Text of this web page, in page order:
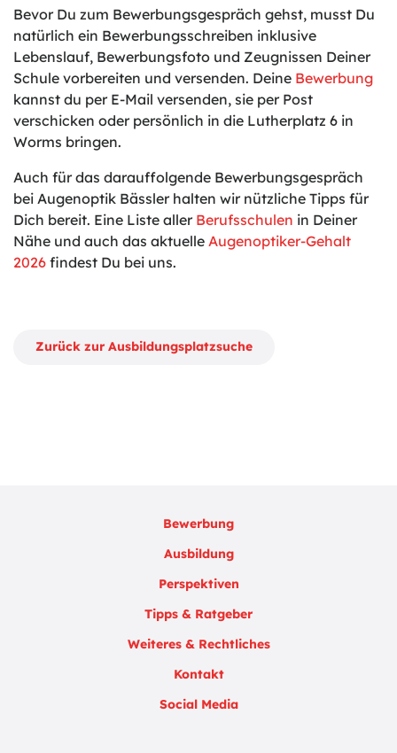
Bevor Du zum Bewerbungsgespräch gehst, musst Du
natürlich ein Bewerbungsschreiben inklusive
Lebenslauf, Bewerbungsfoto und Zeugnissen Deiner
Schule vorbereiten und versenden. Deine Bewerbung
kannst du per E-Mail versenden, sie per Post
verschicken oder persönlich in die Lutherplatz 6 in
Worms bringen.
Auch für das darauffolgende Bewerbungsgespräch
bei Augenoptik Bässler halten wir nützliche Tipps für
Dich bereit. Eine Liste aller Berufsschulen in Deiner
Nähe und auch das aktuelle Augenoptiker-Gehalt
2026 findest Du bei uns.
Zurück zur Ausbildungsplatzsuche
Bewerbung
Ausbildung
Perspektiven
Tipps & Ratgeber
Weiteres & Rechtliches
Kontakt
Social Media